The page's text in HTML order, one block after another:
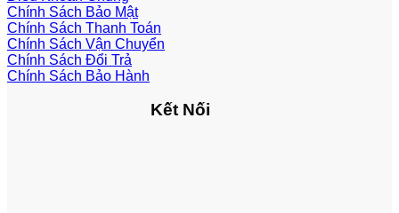
Chính Sách Bảo Mật
Chính Sách Thanh Toán
Chính Sách Vận Chuyển
Chính Sách Đổi Trả
Chính Sách Bảo Hành
Kết Nối